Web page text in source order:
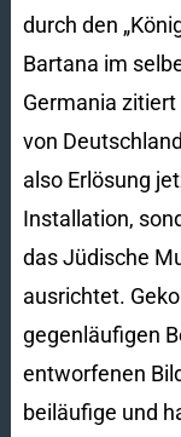
durch den
Bartana im
Germania
von
also Erlösung
Installation,
das Jüdische
ausrichtet.
gegenläufigen
entworfenen
beiläufige und